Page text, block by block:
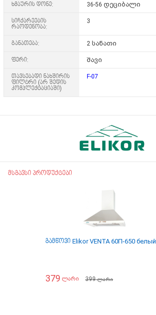
ხმაურის დონე: 36-56 დეციბალი
სიჩქარეების
რაოდენობა:
3
განათება: 2 სანათი
ფერი: შავი
თავსებადი ნახშირის
ფილტრი (არ შედის
კომპლექტაციაში)
F-07
მსგავსი პროდუქტები
გამწოვი Elikor VENTA 60П-650 белый
379 ლარი 399ლარი